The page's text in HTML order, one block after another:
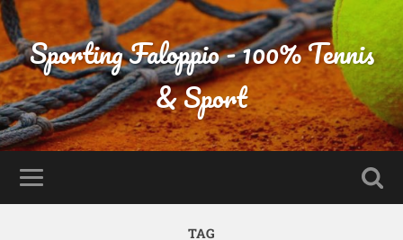
Sporting Faloppio - 100% Tennis
& Sport
TAG